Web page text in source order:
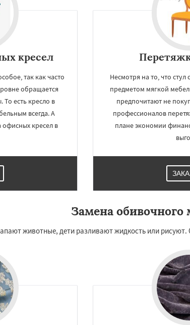
регионам
×
Родники Свердловск Северный Софрино
Фряново Хорлово
кресел
так как часто
обращается
есть кресло в
всегда. А
кресел в
Несмотря на то, что
предметом мягкой
предпочитают не
профессионалов
плане экономии
Замена обивочного
животные, дети разливают жидкость или
УЗНАТЬ
Даю согласие на